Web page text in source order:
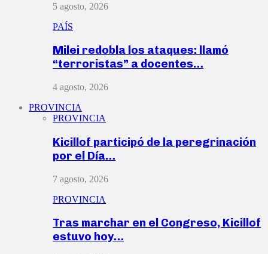
5 agosto, 2026
PAÍS
Milei redobla los ataques: llamó
“terroristas” a docentes…
4 agosto, 2026
PROVINCIA
PROVINCIA
Kicillof participó de la peregrinación
por el Día…
7 agosto, 2026
PROVINCIA
Tras marchar en el Congreso, Kicillof
estuvo hoy…